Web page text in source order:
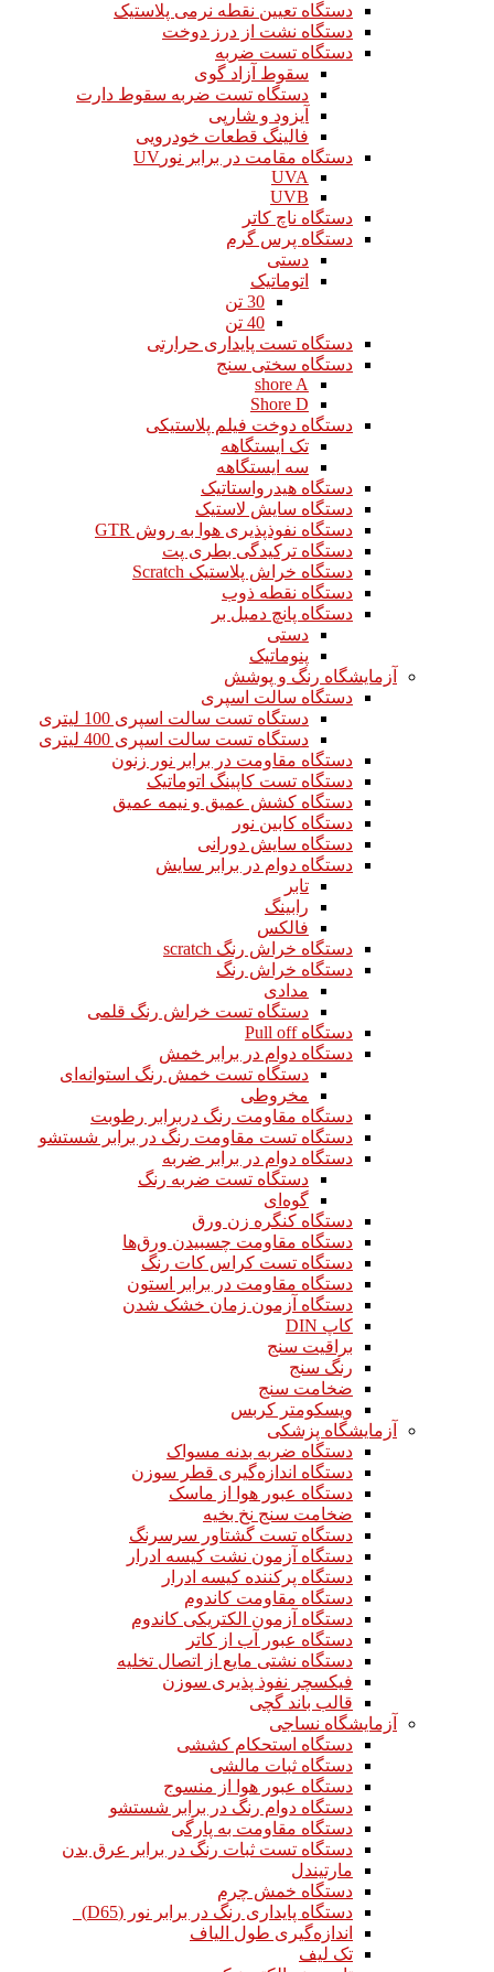
دستگاه تعیین نقطه نرمی پلاستیک
دستگاه نشت از درز دوخت
دستگاه تست ضربه
سقوط آزاد گوی
دستگاه تست ضربه سقوط دارت
آیزود و شارپی
فالینگ قطعات خودرویی
دستگاه مقامت در برابر نورUV
UVA
UVB
دستگاه ناچ کاتر
دستگاه پرس گرم
دستی
اتوماتیک
30 تن
40 تن
دستگاه تست پایداری حرارتی
دستگاه سختی سنج
shore A
Shore D
دستگاه دوخت فیلم پلاستیکی
تک ایستگاهه
سه ایستگاهه
دستگاه هیدرواستاتیک
دستگاه سایش لاستیک
دستگاه نفوذپذیری هوا به روش GTR
دستگاه ترکیدگی بطری پت
دستگاه خراش پلاستیک Scratch
دستگاه نقطه ذوب
دستگاه پانچ دمبل بر
دستی
پنوماتیک
آزمایشگاه رنگ و پوشش
دستگاه سالت اسپری
دستگاه تست سالت اسپری 100 لیتری
دستگاه تست سالت اسپری 400 لیتری
دستگاه مقاومت در برابر نور زنون
دستگاه تست کاپینگ اتوماتیک
دستگاه کشش عمیق و نیمه عمیق
دستگاه کابین نور
دستگاه سایش دورانی
دستگاه دوام در برابر سایش
تابر
رابینگ
فالکس
دستگاه خراش رنگ scratch
دستگاه خراش رنگ
مدادی
دستگاه تست خراش رنگ قلمی
دستگاه Pull off
دستگاه دوام در برابر خمش
دستگاه تست خمش رنگ استوانه‌ای
مخروطی
دستگاه مقاومت رنگ دربرابر رطوبت
دستگاه تست مقاومت رنگ در برابر شستشو
دستگاه دوام در برابر ضربه
دستگاه تست ضربه رنگ
گوه‌ای
دستگاه کنگره زن ورق
دستگاه مقاومت چسبیدن ورق‌ها
دستگاه تست کراس کات رنگ
دستگاه مقاومت در برابر استون
دستگاه آزمون زمان خشک شدن
کاپ DIN
براقیت سنج
رنگ سنج
ضخامت سنج
ویسکومتر کربس
آزمایشگاه پزشکی
دستگاه ضربه بدنه مسواک
دستگاه اندازه‌گیری قطر سوزن
دستگاه عبور هوا از ماسک
ضخامت سنج نخ بخیه
دستگاه تست گشتاور سرسرنگ
دستگاه آزمون نشت کیسه ادرار
دستگاه پرکننده کیسه ادرار
دستگاه مقاومت کاندوم
دستگاه آزمون الکتریکی کاندوم
دستگاه عبور آب از کاتر
دستگاه نشتی مایع از اتصال تخلیه
فیکسچر نفوذ پذیری سوزن
قالب باند گچی
آزمایشگاه نساجی
دستگاه استحکام کششی
دستگاه ثبات مالشی
دستگاه عبور هوا از منسوج
دستگاه دوام رنگ در برابر شستشو
دستگاه مقاومت به پارگی
دستگاه تست ثبات رنگ در برابر عرق بدن
مارتیندل
دستگاه خمش چرم
دستگاه پایداری رنگ در برابر نور (D65)
اندازه‌گیری طول الیاف
تک لیف